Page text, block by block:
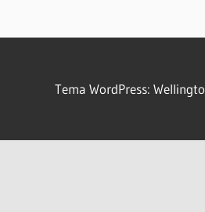
Tema WordPress: